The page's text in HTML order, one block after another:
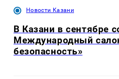
Новости Казани
В Казани в сентябре
Международный
безопасность»